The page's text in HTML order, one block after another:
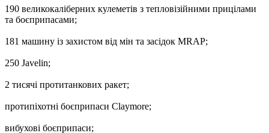
190 великокаліберних кулеметів з тепловізійними прицілами
та боєприпасами;
181 машину із захистом від мін та засідок MRAP;
250 Javelin;
2 тисячі протитанкових ракет;
протипіхотні боєприпаси Claymore;
вибухові боєприпаси;